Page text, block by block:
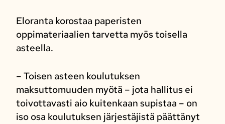
Eloranta korostaa paperisten
oppimateriaalien tarvetta myös toisella
asteella.
– Toisen asteen koulutuksen
maksuttomuuden myötä – jota hallitus ei
toivottavasti aio kuitenkaan supistaa – on
iso osa koulutuksen järjestäjistä päättänyt